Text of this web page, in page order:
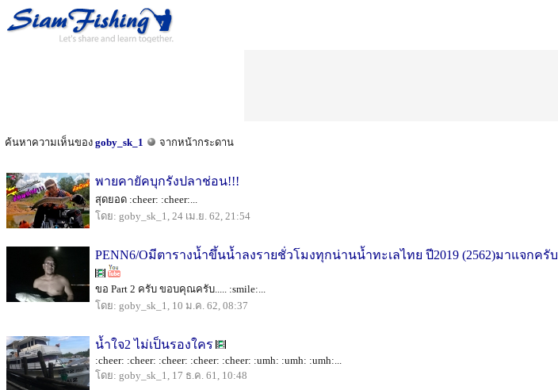
ค้นหาความเห็นของ goby_sk_1 จากหน้ากระดาน
พายคายัคบุกรังปลาช่อน!!!
สุดยอด :cheer: :cheer:...
โดย: goby_sk_1, 24 เม.ย. 62, 21:54
PENN6/Oมีตารางน้ำขึ้นน้ำลงรายชั่วโมงทุกน่านน้ำทะเลไทย ปี2019 (2562)มาแจกครับ
ขอ Part 2 ครับ ขอบคุณครับ..... :smile:...
โดย: goby_sk_1, 10 ม.ค. 62, 08:37
น้ำใจ2 ไม่เป็นรองใคร
:cheer: :cheer: :cheer: :cheer: :cheer: :umh: :umh: :umh:...
โดย: goby_sk_1, 17 ธ.ค. 61, 10:48